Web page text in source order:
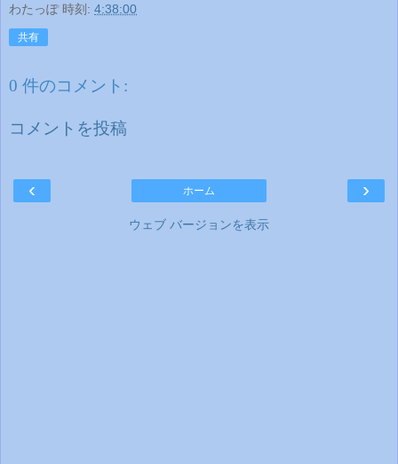
わたっぽ 時刻: 4:38:00
共有
0 件のコメント:
コメントを投稿
‹ ›
ホーム
ウェブ バージョンを表示